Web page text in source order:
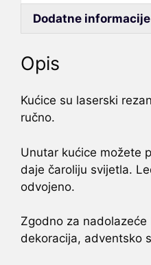
Dodatne informacije
Opis
Kućice su laserski
ručno.
Unutar kućice možete
daje čaroliju svijetla.
odvojeno.
Zgodno za
dekoracija, adventsko